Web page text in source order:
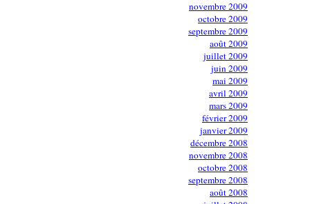
novembre 2009
octobre 2009
septembre 2009
août 2009
juillet 2009
juin 2009
mai 2009
avril 2009
mars 2009
février 2009
janvier 2009
décembre 2008
novembre 2008
octobre 2008
septembre 2008
août 2008